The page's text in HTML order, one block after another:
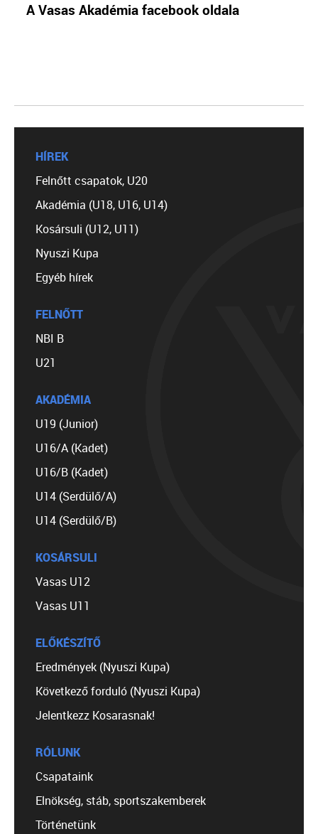
A Vasas Akadémia facebook oldala
HÍREK
Felnőtt csapatok, U20
Akadémia (U18, U16, U14)
Kosársuli (U12, U11)
Nyuszi Kupa
Egyéb hírek
FELNŐTT
NBI B
U21
AKADÉMIA
U19 (Junior)
U16/A (Kadet)
U16/B (Kadet)
U14 (Serdülő/A)
U14 (Serdülő/B)
KOSÁRSULI
Vasas U12
Vasas U11
ELŐKÉSZÍTŐ
Eredmények (Nyuszi Kupa)
Következő forduló (Nyuszi Kupa)
Jelentkezz Kosarasnak!
RÓLUNK
Csapataink
Elnökség, stáb, sportszakemberek
Történetünk